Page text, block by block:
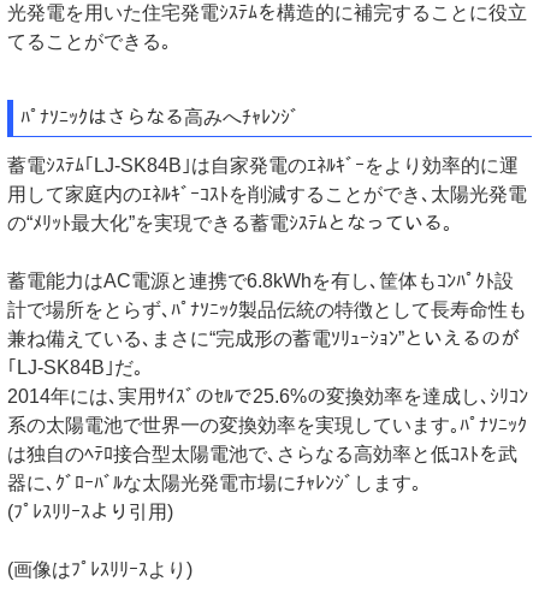
光発電を用いた住宅発電ｼｽﾃﾑを構造的に補完することに役立
てることができる｡
ﾊﾟﾅｿﾆｯｸはさらなる高みへﾁｬﾚﾝｼﾞ
蓄電ｼｽﾃﾑ｢LJ-SK84B｣は自家発電のｴﾈﾙｷﾞｰをより効率的に運
用して家庭内のｴﾈﾙｷﾞｰｺｽﾄを削減することができ､太陽光発電
の“ﾒﾘｯﾄ最大化”を実現できる蓄電ｼｽﾃﾑとなっている｡
蓄電能力はAC電源と連携で6.8kWhを有し､筐体もｺﾝﾊﾟｸﾄ設
計で場所をとらず､ﾊﾟﾅｿﾆｯｸ製品伝統の特徴として長寿命性も
兼ね備えている､まさに“完成形の蓄電ｿﾘｭｰｼｮﾝ”といえるのが
｢LJ-SK84B｣だ｡
2014年には､実用ｻｲｽﾞのｾﾙで25.6%の変換効率を達成し､ｼﾘｺﾝ
系の太陽電池で世界一の変換効率を実現しています｡ﾊﾟﾅｿﾆｯｸ
は独自のﾍﾃﾛ接合型太陽電池で､さらなる高効率と低ｺｽﾄを武
器に､ｸﾞﾛｰﾊﾞﾙな太陽光発電市場にﾁｬﾚﾝｼﾞします｡
(ﾌﾟﾚｽﾘﾘｰｽより引用)
(画像はﾌﾟﾚｽﾘﾘｰｽより)